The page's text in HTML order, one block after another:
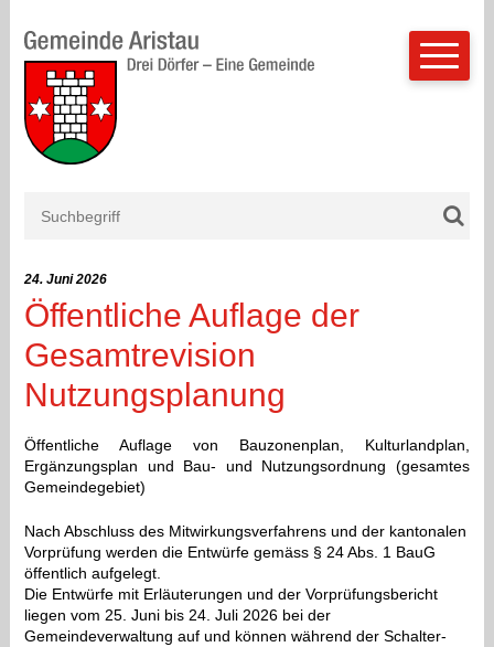
Suchbegriff
Öffentliche Auflage der
Gesamtrevision
Nutzungsplanung
24. Juni 2026
Öffentliche Auflage von Bauzonenplan, Kulturlandplan,
Ergänzungsplan und Bau- und Nutzungsordnung (gesamtes
Gemeindegebiet)
Nach Abschluss des Mitwirkungsverfahrens und der kantonalen
Vorprüfung werden die Entwürfe gemäss § 24 Abs. 1 BauG
öffentlich aufgelegt.
Die Entwürfe mit Erläuterungen und der Vorprüfungsbericht
liegen vom 25. Juni bis 24. Juli 2026 bei der
Gemeindeverwaltung auf und können während der Schalter-